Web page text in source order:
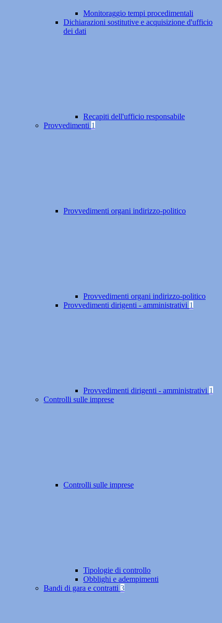
Monitoraggio tempi procedimentali
Dichiarazioni sostitutive e acquisizione d'ufficio
dei dati
Recapiti dell'ufficio responsabile
Provvedimenti 1
Provvedimenti organi indirizzo-politico
Provvedimenti organi indirizzo-politico
Provvedimenti dirigenti - amministrativi 1
Provvedimenti dirigenti - amministrativi 1
Controlli sulle imprese
Controlli sulle imprese
Tipologie di controllo
Obblighi e adempimenti
Bandi di gara e contratti 3